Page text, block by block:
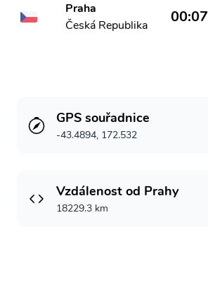
Praha
Česká Republika
00:07
GPS souřadnice
-43.4894, 172.532
Vzdálenost od Prahy
18229.3 km